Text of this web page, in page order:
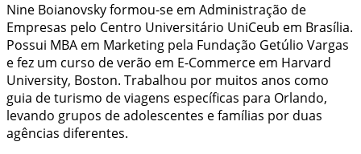
Nine Boianovsky formou-se em Administração de
Empresas pelo Centro Universitário UniCeub em Brasília.
Possui MBA em Marketing pela Fundação Getúlio Vargas
e fez um curso de verão em E-Commerce em Harvard
University, Boston. Trabalhou por muitos anos como
guia de turismo de viagens específicas para Orlando,
levando grupos de adolescentes e famílias por duas
agências diferentes.